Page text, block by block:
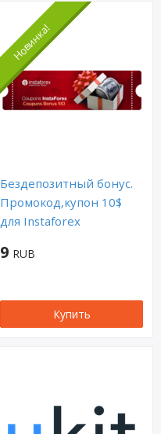
Новинка!
Бездепозитный бонус.
Промокод,купон 10$
для Instaforex
9 RUB
Купить